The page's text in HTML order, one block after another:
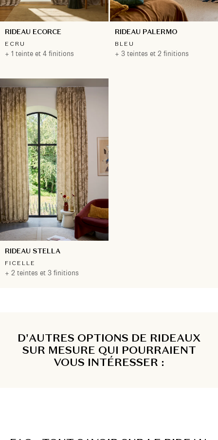
RIDEAU ECORCE
ECRU
+ 1 teinte et 4 finitions
RIDEAU PALERMO
BLEU
+ 3 teintes et 2 finitions
RIDEAU STELLA
FICELLE
+ 2 teintes et 3 finitions
D'AUTRES OPTIONS DE RIDEAUX
SUR MESURE QUI POURRAIENT
VOUS INTÉRESSER :